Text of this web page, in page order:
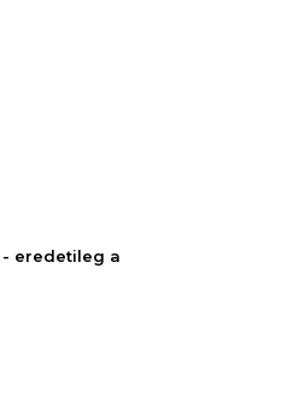
- eredetileg a